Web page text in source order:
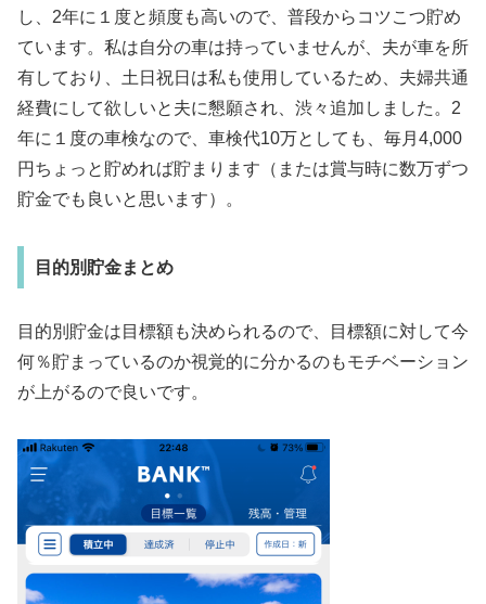
し、2年に１度と頻度も高いので、普段からコツこつ貯め
ています。私は自分の車は持っていませんが、夫が車を所
有しており、土日祝日は私も使用しているため、夫婦共通
経費にして欲しいと夫に懇願され、渋々追加しました。2
年に１度の車検なので、車検代10万としても、毎月4,000
円ちょっと貯めれば貯まります（または賞与時に数万ずつ
貯金でも良いと思います）。
目的別貯金まとめ
目的別貯金は目標額も決められるので、目標額に対して今
何％貯まっているのか視覚的に分かるのもモチベーション
が上がるので良いです。